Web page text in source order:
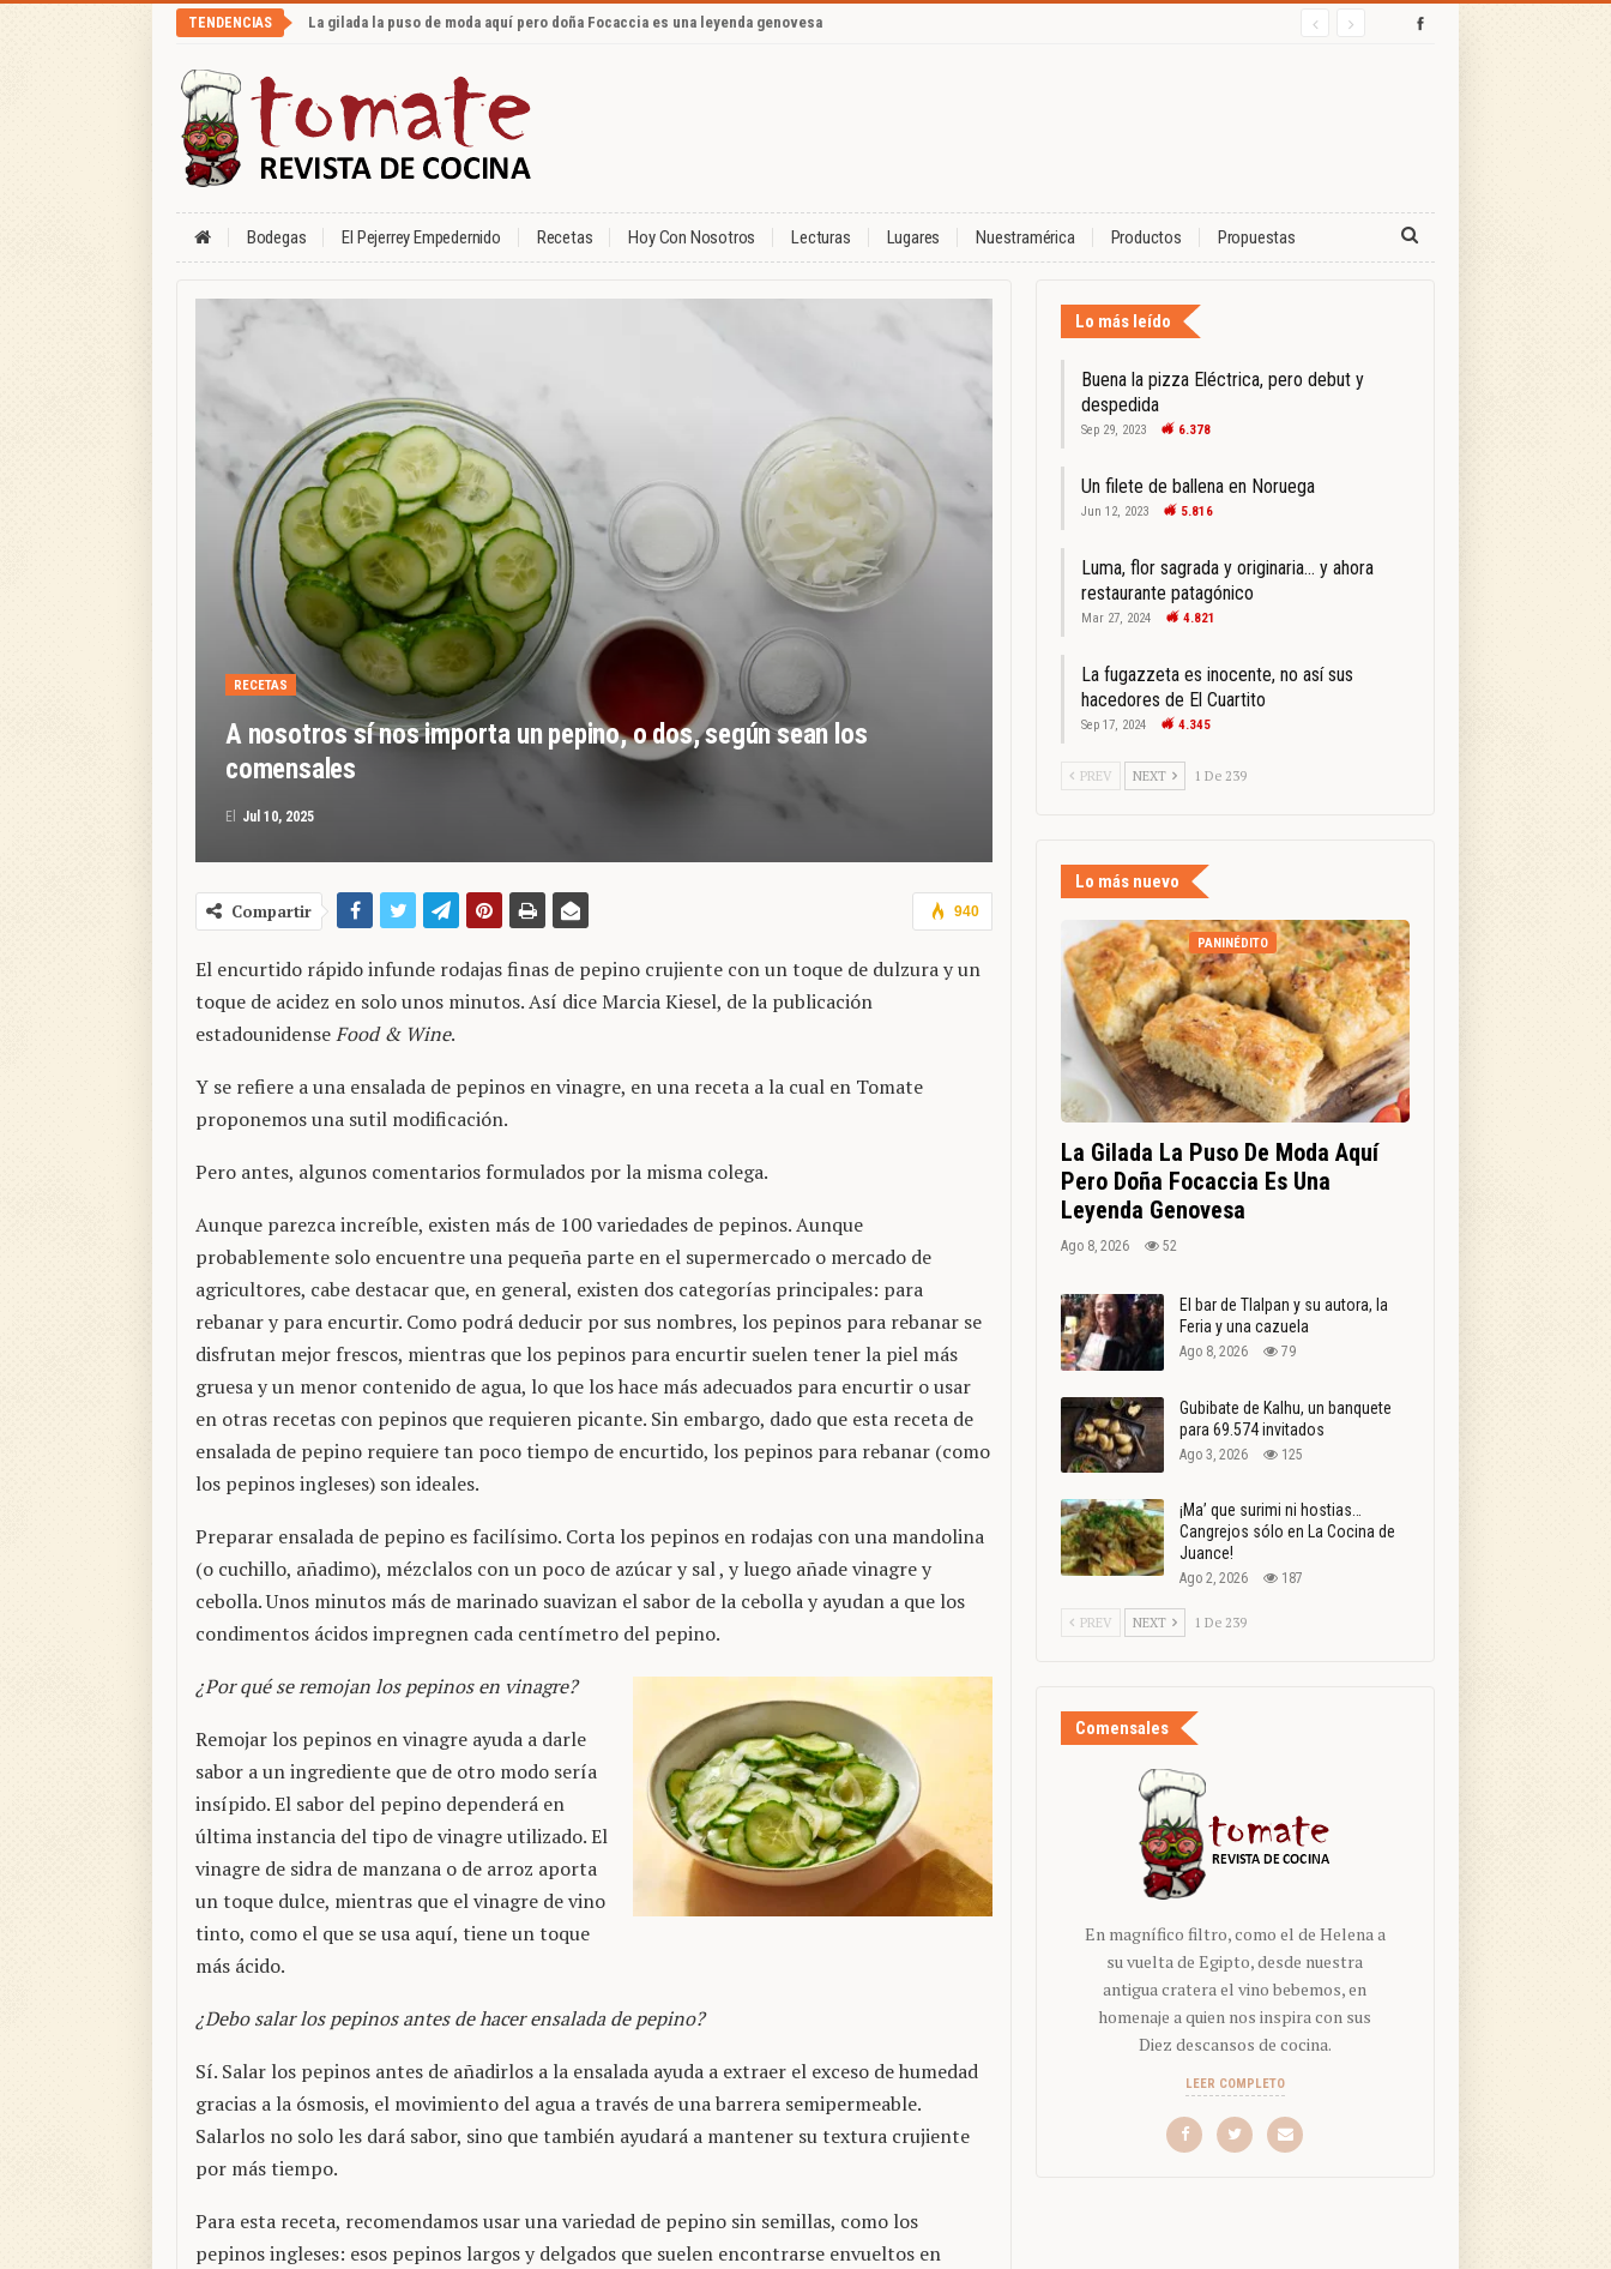
TENDENCIAS La gilada la puso de moda aquí pero doña Focaccia es una leyenda genovesa
Bodegas El Pejerrey Empedernido Recetas Hoy Con Nosotros Lecturas Lugares Nuestramérica Productos Propuestas
RECETAS
A nosotros sí nos importa un pepino, o dos, según sean los
comensales
El Jul 10, 2025
940
Compartir
El encurtido rápido infunde rodajas finas de pepino crujiente con un toque de dulzura y un
toque de acidez en solo unos minutos. Así dice Marcia Kiesel, de la publicación
estadounidenseFood & Wine.
Y se refiere a una ensalada de pepinos en vinagre, en una receta a la cual en Tomate
proponemos una sutil modificación.
Pero antes, algunos comentarios formulados por la misma colega.
Aunque parezca increíble, existen más de 100 variedades de pepinos. Aunque
probablemente solo encuentre una pequeña parte en el supermercado o mercado de
agricultores, cabe destacar que, en general, existen dos categorías principales: para
rebanar y para encurtir. Como podrá deducir por sus nombres, los pepinos para rebanar se
disfrutan mejor frescos, mientras que los pepinos para encurtir suelen tener la piel más
gruesa y un menor contenido de agua, lo que los hace más adecuados para encurtir o usar
en otras recetas con pepinos que requieren picante. Sin embargo, dado que esta receta de
ensalada de pepino requiere tan poco tiempo de encurtido, los pepinos para rebanar (como
los pepinos ingleses) son ideales.
Preparar ensalada de pepino es facilísimo. Corta los pepinos en rodajas con una mandolina
(o cuchillo, añadimo), mézclalos con un poco de azúcar y sal , y luego añade vinagre y
cebolla. Unos minutos más de marinado suavizan el sabor de la cebolla y ayudan a que los
condimentos ácidos impregnen cada centímetro del pepino.
¿Por qué se remojan los pepinos en vinagre?
Remojar los pepinos en vinagre ayuda a darle
sabor a un ingrediente que de otro modo sería
insípido. El sabor del pepino dependerá en
última instancia del tipo de vinagre utilizado. El
vinagre de sidra de manzana o de arroz aporta
un toque dulce, mientras que el vinagre de vino
tinto, como el que se usa aquí, tiene un toque
más ácido.
¿Debo salar los pepinos antes de hacer ensalada de pepino?
Sí. Salar los pepinos antes de añadirlos a la ensalada ayuda a extraer el exceso de humedad
gracias a la ósmosis, el movimiento del agua a través de una barrera semipermeable.
Salarlos no solo les dará sabor, sino que también ayudará a mantener su textura crujiente
por más tiempo.
Para esta receta, recomendamos usar una variedad de pepino sin semillas, como los
pepinos ingleses: esos pepinos largos y delgados que suelen encontrarse envueltos en
Lo más leído
Buena la pizza Eléctrica, pero debut y
despedida
Sep 29, 2023 6.378
Un filete de ballena en Noruega
Jun 12, 2023 5.816
Luma, flor sagrada y originaria… y ahora
restaurante patagónico
Mar 27, 2024 4.821
La fugazzeta es inocente, no así sus
hacedores de El Cuartito
Sep 17, 2024 4.345
PREV NEXT 1 De 239
Lo más nuevo
PANINÉDITO
La Gilada La Puso De Moda Aquí
Pero Doña Focaccia Es Una
Leyenda Genovesa
Ago 8, 2026 52
El bar de Tlalpan y su autora, la
Feria y una cazuela
Ago 8, 2026 79
Gubibate de Kalhu, un banquete
para 69.574 invitados
Ago 3, 2026 125
¡Ma’ que surimi ni hostias…
Cangrejos sólo en La Cocina de
Juance!
Ago 2, 2026 187
PREV NEXT 1 De 239
Comensales
En magnífico filtro, como el de Helena a
su vuelta de Egipto, desde nuestra
antigua cratera el vino bebemos, en
homenaje a quien nos inspira con sus
Diez descansos de cocina.
LEER COMPLETO